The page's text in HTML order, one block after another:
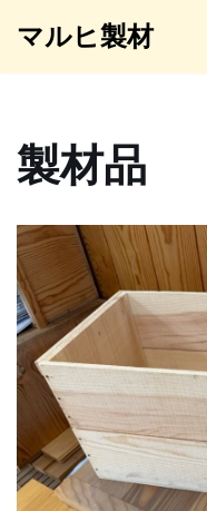
ン
ツ
キ
ッ
プ
マルヒ製材
製材品